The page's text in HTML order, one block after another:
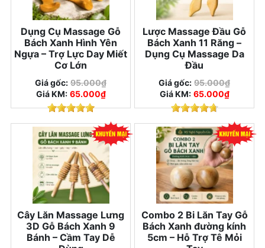
Dụng Cụ Massage Gỗ
Bách Xanh Hình Yên
Ngựa – Trợ Lực Day Miết
Cơ Lớn
Giá gốc: 95.000₫
Giá KM: 65.000₫
Lược Massage Đầu Gỗ
Bách Xanh 11 Răng –
Dụng Cụ Massage Da
Đầu
Giá gốc: 95.000₫
Giá KM: 65.000₫
Cây Lăn Massage Lưng
3D Gỗ Bách Xanh 9
Bánh – Cầm Tay Dễ
Combo 2 Bi Lăn Tay Gỗ
Bách Xanh đường kính
5cm – Hỗ Trợ Tê Mỏi